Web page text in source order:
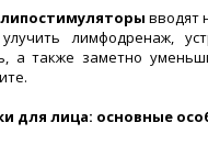
вводят
лимфодренаж,
а также заметно
для лица: основные